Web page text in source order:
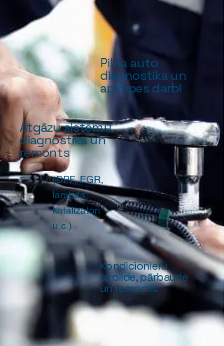
Pilna auto
diagnostika un
apkopes darbi
Atgāzu sistēmu
diagnostika un
remonts
(DPF, EGR,
lambda,
katalizatori
u.c.)
Kondicionieru
uzpilde, pārbaude
un remonts